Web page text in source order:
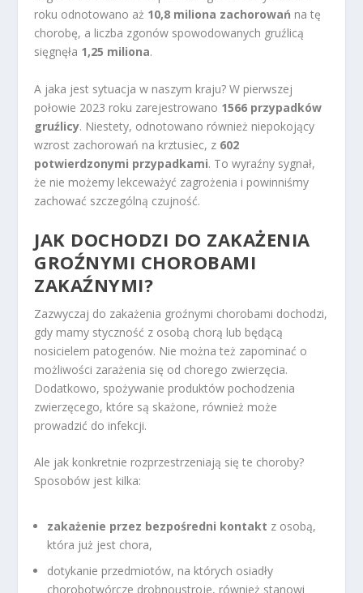
roku odnotowano aż 10,8 miliona zachorowań na tę
chorobę, a liczba zgonów spowodowanych gruźlicą
sięgnęła 1,25 miliona.
A jaka jest sytuacja w naszym kraju? W pierwszej
połowie 2023 roku zarejestrowano 1566 przypadków
gruźlicy. Niestety, odnotowano również niepokojący
wzrost zachorowań na krztusiec, z 602
potwierdzonymi przypadkami. To wyraźny sygnał,
że nie możemy lekceważyć zagrożenia i powinniśmy
zachować szczególną czujność.
JAK DOCHODZI DO ZAKAŻENIA
GROŹNYMI CHOROBAMI
ZAKAŹNYMI?
Zazwyczaj do zakażenia groźnymi chorobami dochodzi,
gdy mamy styczność z osobą chorą lub będącą
nosicielem patogenów. Nie można też zapominać o
możliwości zarażenia się od chorego zwierzęcia.
Dodatkowo, spożywanie produktów pochodzenia
zwierzęcego, które są skażone, również może
prowadzić do infekcji.
Ale jak konkretnie rozprzestrzeniają się te choroby?
Sposobów jest kilka:
zakażenie przez bezpośredni kontakt z osobą,
która już jest chora,
dotykanie przedmiotów, na których osiadły
chorobotwórcze drobnoustroje, również stanowi